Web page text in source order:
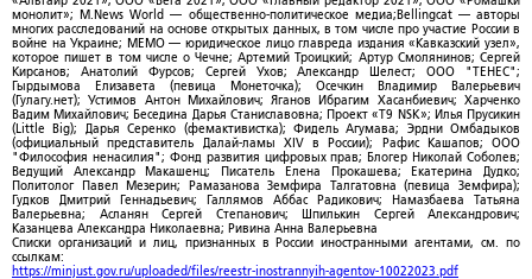
монолит»; M.News World — общественно-политическое медиа;Bellingcat — авторы
многих расследований на основе открытых данных, в том числе про участие России в
войне на Украине; МЕМО — юридическое лицо главреда издания «Кавказский узел»,
которое пишет в том числе о Чечне; Артемий Троицкий; Артур Смолянинов; Сергей
Кирсанов; Анатолий Фурсов; Сергей Ухов; Александр Шелест; ООО "ТЕНЕС";
Гырдымова Елизавета (певица Монеточка); Осечкин Владимир Валерьевич
(Гулагу.нет); Устимов Антон Михайлович; Яганов Ибрагим Хасанбиевич; Харченко
Вадим Михайлович; Беседина Дарья Станиславовна; Проект «T9 NSK»; Илья Прусикин
(Little Big); Дарья Серенко (фемактивистка); Фидель Агумава; Эрдни Омбадыков
(официальный представитель Далай-ламы XIV в России); Рафис Кашапов; ООО
"Философия ненасилия"; Фонд развития цифровых прав; Блогер Николай Соболев;
Ведущий Александр Макашенц; Писатель Елена Прокашева; Екатерина Дудко;
Политолог Павел Мезерин; Рамазанова Земфира Талгатовна (певица Земфира);
Гудков Дмитрий Геннадьевич; Галлямов Аббас Радикович; Намазбаева Татьяна
Валерьевна; Асланян Сергей Степанович; Шпилькин Сергей Александрович;
Казанцева Александра Николаевна; Ривина Анна Валерьевна
Списки организаций и лиц, признанных в России иностранными агентами, см. по
ссылкам:
https://minjust.gov.ru/uploaded/files/reestr-inostrannyih-agentov-10022023.pdf